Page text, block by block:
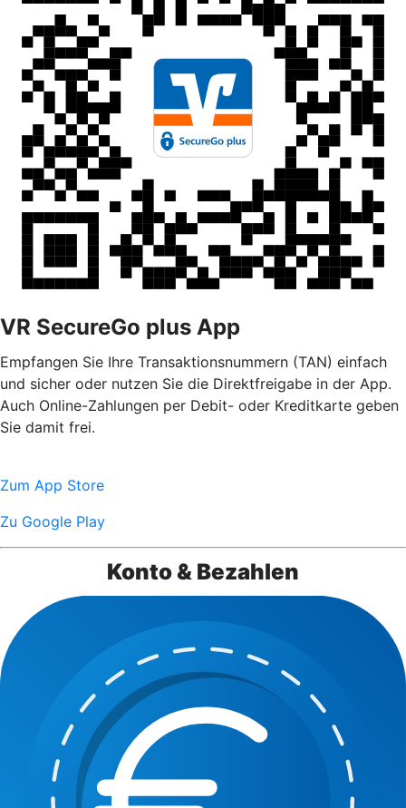
VR SecureGo plus App
Empfangen Sie Ihre Transaktionsnummern (TAN) einfach
und sicher oder nutzen Sie die Direktfreigabe in der App.
Auch Online-Zahlungen per Debit- oder Kreditkarte geben
Sie damit frei.
Zum App Store
Zu Google Play
Konto & Bezahlen